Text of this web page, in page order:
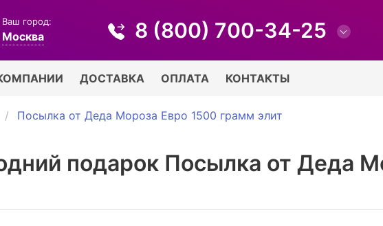
Ваш город:
Москва 8 (800) 700-34-25
ДОСТАВКА ОПЛАТА КОНТАКТЫ
Посылка от Деда Мороза Евро 1500 грамм элит
подарок Посылка от Деда